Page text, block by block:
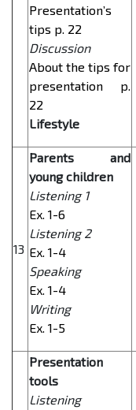
Presentation’s
tips p. 22
Discussion
About the tips for
presentation p.
22
Lifestyle
13
Parents and
young children
Listening 1
Ex. 1-6
Listening 2
Ex. 1-4
Speaking
Ex. 1-4
Writing
Ex. 1-5
Presentation
tools
Listening